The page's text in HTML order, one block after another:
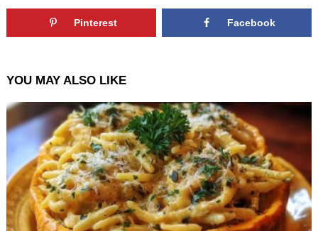
Pinterest Facebook
YOU MAY ALSO LIKE